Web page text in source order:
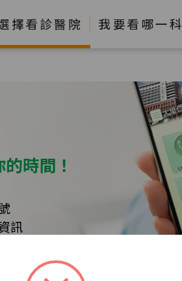
擇看診醫院 我要看哪一科
時間！
訊